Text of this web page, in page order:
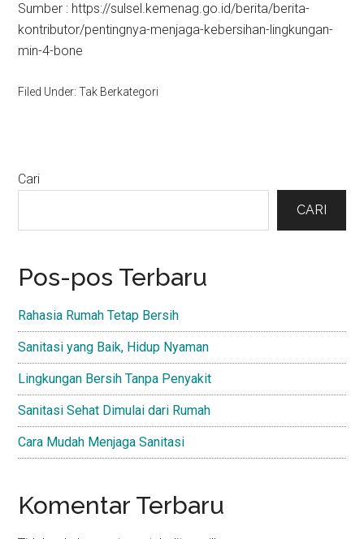
Sumber : https://sulsel.kemenag.go.id/berita/berita-
kontributor/pentingnya-menjaga-kebersihan-lingkungan-
min-4-bone
Filed Under: Tak Berkategori
Primary
Cari
CARI
Pos-pos Terbaru
Rahasia Rumah Tetap Bersih
Sanitasi yang Baik, Hidup Nyaman
Lingkungan Bersih Tanpa Penyakit
Sanitasi Sehat Dimulai dari Rumah
Cara Mudah Menjaga Sanitasi
Komentar Terbaru